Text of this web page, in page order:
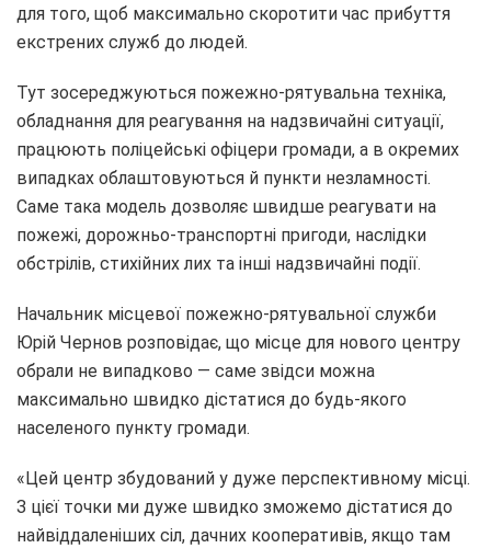
для того, щоб максимально скоротити час прибуття
екстрених служб до людей.
Тут зосереджуються пожежно-рятувальна техніка,
обладнання для реагування на надзвичайні ситуації,
працюють поліцейські офіцери громади, а в окремих
випадках облаштовуються й пункти незламності.
Саме така модель дозволяє швидше реагувати на
пожежі, дорожньо-транспортні пригоди, наслідки
обстрілів, стихійних лих та інші надзвичайні події.
Начальник місцевої пожежно-рятувальної служби
Юрій Чернов розповідає, що місце для нового центру
обрали не випадково — саме звідси можна
максимально швидко дістатися до будь-якого
населеного пункту громади.
«Цей центр збудований у дуже перспективному місці.
З цієї точки ми дуже швидко зможемо дістатися до
найвіддаленіших сіл, дачних кооперативів, якщо там